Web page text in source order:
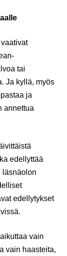
tai
Ja kyllä, myös
ja
annettua
edellyttää
läsnäolon
edellytykset
vain
vain haasteita,